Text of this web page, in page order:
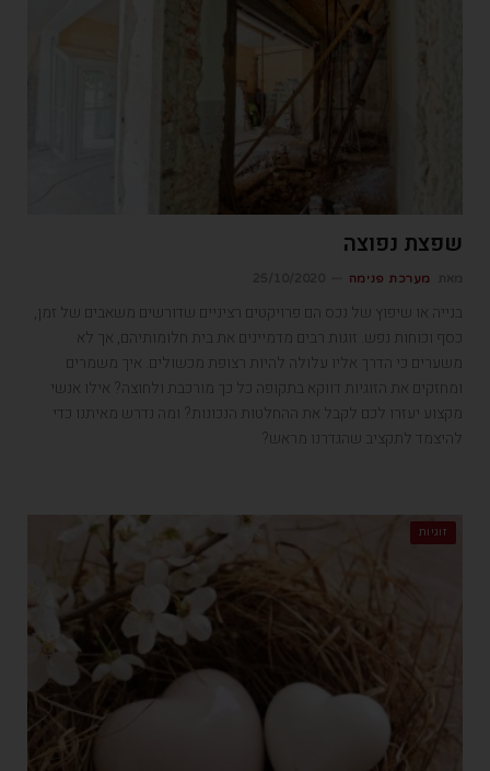
שפצת נפוצה
מערכת פנימה
בנייה או שיפוץ של נכס הם פרויקטים רציניים שדורשים משאבים של זמן,
כסף וכוחות נפש. זוגות רבים מדמיינים את בית חלומותיהם, אך לא
משערים כי הדרך אליו עלולה להיות רצופת מכשולים. איך משמרים
ומחזקים את הזוגיות דווקא בתקופה כל כך מורכבת ולחוצה? אילו אנשי
מקצוע יעזרו לכם לקבל את ההחלטות הנכונות? ומה נדרש מאיתנו כדי
להיצמד לתקציב שהגדרנו מראש?
זוגיות